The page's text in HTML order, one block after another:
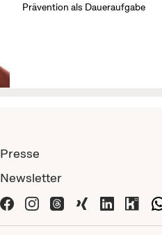
Prävention als Daueraufgabe
Presse
Newsletter